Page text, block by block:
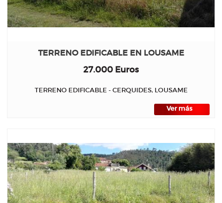
TERRENO EDIFICABLE EN LOUSAME
27.000 Euros
TERRENO EDIFICABLE - CERQUIDES, LOUSAME
Ver más